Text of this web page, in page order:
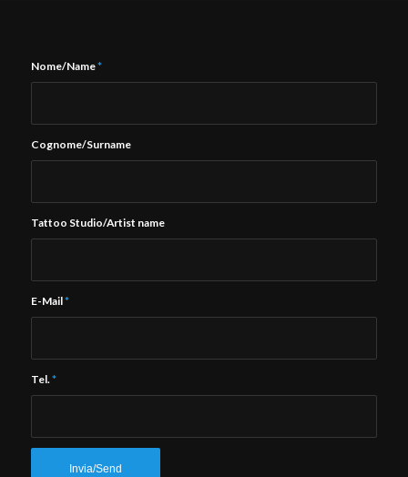
Nome/Name*
Cognome/Surname
Tattoo Studio/Artist name
E-Mail*
Tel.*